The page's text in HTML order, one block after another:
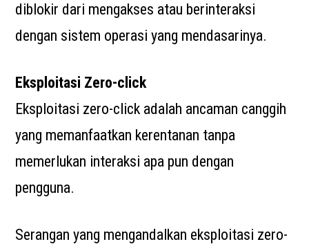
diblokir dari mengakses atau berinteraksi
dengan sistem operasi yang mendasarinya.
Eksploitasi Zero-click
Eksploitasi zero-click adalah ancaman canggih
yang memanfaatkan kerentanan tanpa
memerlukan interaksi apa pun dengan
pengguna.
Serangan yang mengandalkan eksploitasi zero-